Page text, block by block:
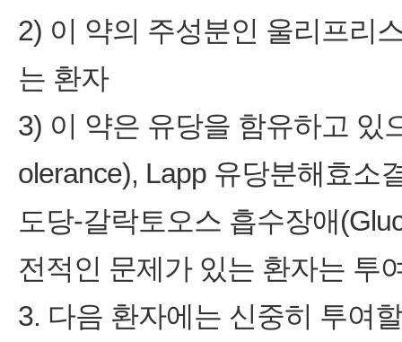
2) 이 약의 주성분인 울리프리
는 환자
3) 이 약은 유당을 함유하고 있
olerance), Lapp 유당분해효소
도당-갈락토오스 흡수장애
전적인 문제가 있는 환자는 투
3. 다음 환자에는 신중히 투여